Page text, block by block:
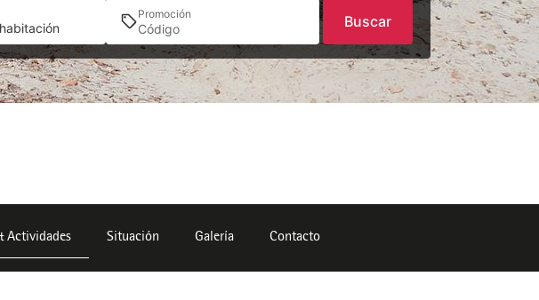
Promoción Buscar
Actividades Situación Galería Contacto